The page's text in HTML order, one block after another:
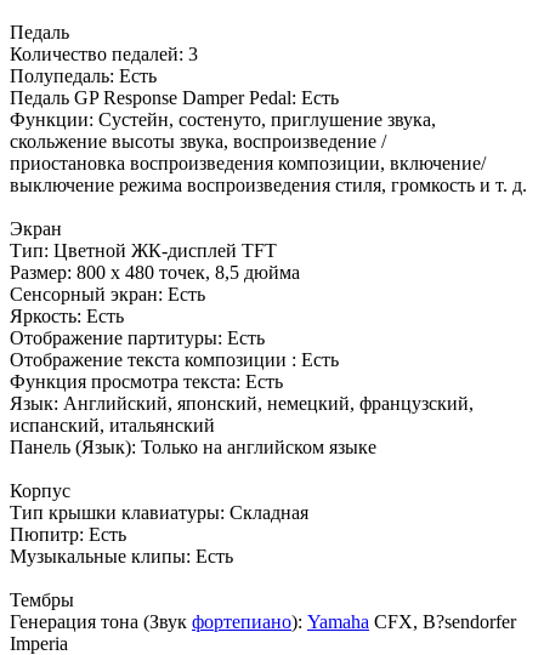
Педаль
Количество педалей: 3
Полупедаль: Есть
Педаль GP Response Damper Pedal: Есть
Функции: Сустейн, состенуто, приглушение звука,
скольжение высоты звука, воспроизведение /
приостановка воспроизведения композиции, включение/
выключение режима воспроизведения стиля, громкость и т. д.
Экран
Тип: Цветной ЖК-дисплей TFT
Размер: 800 x 480 точек, 8,5 дюйма
Сенсорный экран: Есть
Яркость: Есть
Отображение партитуры: Есть
Отображение текста композиции : Есть
Функция просмотра текста: Есть
Язык: Английский, японский, немецкий, французский,
испанский, итальянский
Панель (Язык): Только на английском языке
Корпус
Тип крышки клавиатуры: Складная
Пюпитр: Есть
Музыкальные клипы: Есть
Тембры
Генерация тона (Звук фортепиано): Yamaha CFX, B?sendorfer
Imperia